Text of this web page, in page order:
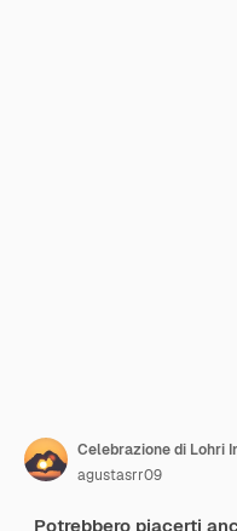
Celebrazione di Lohri
agustasrr09
Potrebbero piacerti